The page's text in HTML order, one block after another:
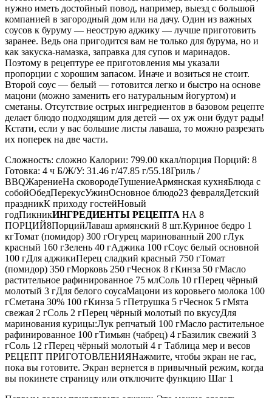
нужно иметь достойный повод, например, выезд с большой
компанией в загородный дом или на дачу. Один из важных
соусов к буруму — неострую аджику — лучше приготовить
заранее. Ведь она пригодится вам не только для бурума, но и
как закуска-намазка, заправка для супов и маринадов.
Поэтому в рецептуре ее приготовления мы указали
пропорции с хорошим запасом. Иначе и возиться не стоит.
Второй соус — белый — готовится легко и быстро на основе
мацони (можно заменить его натуральным йогуртом) и
сметаны. Отсутствие острых ингредиентов в базовом рецепте
делает блюдо подходящим для детей — ох уж они будут рады!
Кстати, если у вас большие листы лаваша, то можно разрезать
их поперек на две части.
Сложность: сложно Калории: 799.00 ккал/порция Порций: 8
Готовка: 4 ч Б/Ж/У: 31.46 г/47.85 г/55.18Гриль /
BBQЖарениеНа сковородеТушениеАрмянская кухняБлюда с
собойОбедПерекусУжинОсновное блюдо23 февраляДетский
праздникК приходу гостейНовый
годПикникИНГРЕДИЕНТЫ РЕЦЕПТА НА 8
ПОРЦИЙ8ПорцийЛаваш армянский 8 шт.Куриное бедро 1
кгТомат (помидор) 300 гОгурец маринованный 200 гЛук
красный 160 гЗелень 40 гАджика 100 гСоус белый основной
100 гДля аджикиПерец сладкий красный 750 гТомат
(помидор) 350 гМорковь 250 гЧеснок 8 гКинза 50 гМасло
растительное рафинированное 75 млСоль 10 гПерец чёрный
молотый 3 гДля белого соусаМацони из коровьего молока 100
гСметана 30% 100 гКинза 5 гПетрушка 5 гЧеснок 5 гМята
свежая 2 гСоль 2 гПерец чёрный молотый по вкусуДля
маринования курицы:Лук репчатый 100 гМасло растительное
рафинированное 100 гТимьян (чабрец) 4 гБазилик свежий 3
гСоль 12 гПерец чёрный молотый 4 г Таблица мер и весов
РЕЦЕПТ ПРИГОТОВЛЕНИЯНажмите, чтобы экран не гас,
пока вы готовите. Экран вернется в привычный режим, когда
вы покинете страницу или отключите функцию Шаг 1